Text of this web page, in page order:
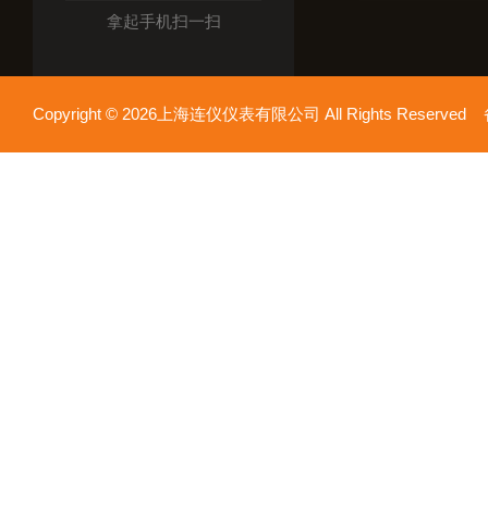
拿起手机扫一扫
Copyright © 2026上海连仪仪表有限公司 All Rights Reserved